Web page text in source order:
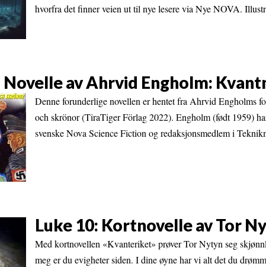
hvorfra det finner veien ut til nye lesere via Nye NOVA.
Novelle av Ahrvid Engholm:
Denne forunderlige novellen er hentet fra Ahrvid Engholms
och skrönor (TiraTiger Förlag 2022). Engholm (født 1959)
svenske Nova Science Fiction og redaksjonsmedlem i
Luke 10: Kortnovelle av Tor
Med kortnovellen «Kvanteriket» prøver Tor Nytyn seg
meg er du evigheter siden. I dine øyne har vi alt det du